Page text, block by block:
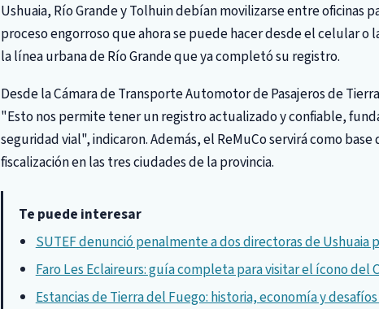
Ushuaia, Río Grande y Tolhuin debían movilizarse entre oficinas
proceso engorroso que ahora se puede hacer desde el celular
la línea urbana de Río Grande que ya completó su registro.
Desde la Cámara de Transporte Automotor de Pasajeros de
"Esto nos permite tener un registro actualizado y confiable,
seguridad vial", indicaron. Además, el ReMuCo servirá como
fiscalización en las tres ciudades de la provincia.
Te puede interesar
SUTEF denunció penalmente a dos directoras de Ushuaia
Faro Les Eclaireurs: guía completa para visitar el ícono del
Estancias de Tierra del Fuego: historia, economía y